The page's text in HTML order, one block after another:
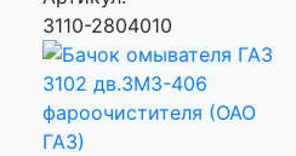
3110-2804010